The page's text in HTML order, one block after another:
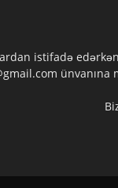
istifadə
ünvanına